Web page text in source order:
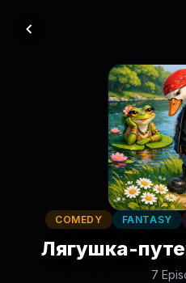
COMEDY FANTASY
Лягушка-
7